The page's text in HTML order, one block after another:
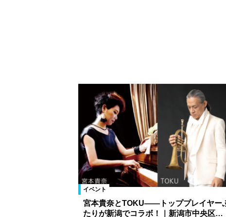
イベント
宮本貴奈とTOKU――トッププレイヤー
たりが新潟でコラボ！｜新潟市中央区…